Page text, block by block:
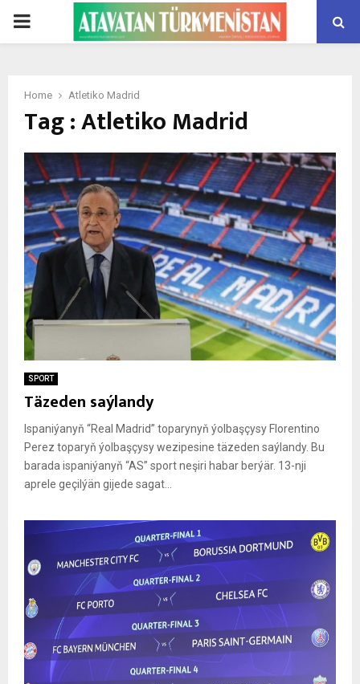
PRIMARY
Home Atletiko Madrid
Tag : Atletiko Madrid
SPORT
Täzeden saýlandy
Ispaniýanyň “Real Madrid” toparynyň ýolbaşçysy Florentino
Perez toparyň ýolbaşçysy wezipesine täzeden saýlandy. Bu
barada ispaniýanyň “AS” sport neşiri habar berýär. 13-nji
aprele geçilýän gijede sagat...